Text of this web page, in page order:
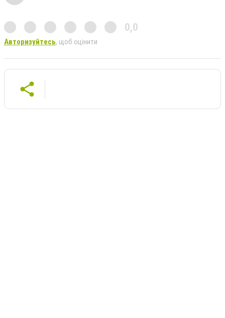
0,0
Авторизуйтесь, щоб оцінити